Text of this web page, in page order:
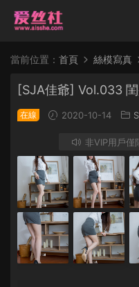
當前位置： 首頁 絲模寫真
[SJA佳爺] Vol.033 閨
在線 2020-10-14
非VIP用戶僅